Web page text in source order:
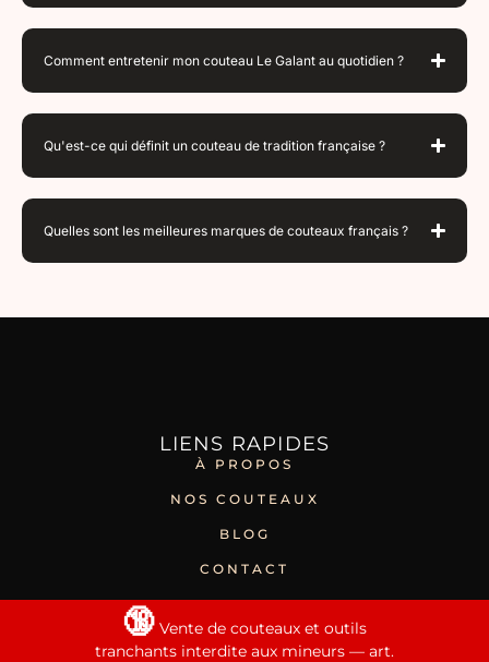
Comment entretenir mon couteau Le Galant au quotidien ?
Qu'est-ce qui définit un couteau de tradition française ?
Quelles sont les meilleures marques de couteaux français ?
LIENS RAPIDES
À PROPOS
NOS COUTEAUX
BLOG
CONTACT
🔞 Vente de couteaux et outils
tranchants interdite aux mineurs — art.